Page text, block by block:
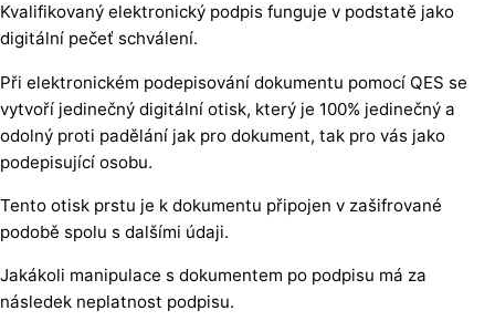
Kvalifikovaný elektronický podpis funguje v podstatě jako
digitální pečeť schválení.
Při elektronickém podepisování dokumentu pomocí QES se
vytvoří jedinečný digitální otisk, který je 100% jedinečný a
odolný proti padělání jak pro dokument, tak pro vás jako
podepisující osobu.
Tento otisk prstu je k dokumentu připojen v zašifrované
podobě spolu s dalšími údaji.
Jakákoli manipulace s dokumentem po podpisu má za
následek neplatnost podpisu.